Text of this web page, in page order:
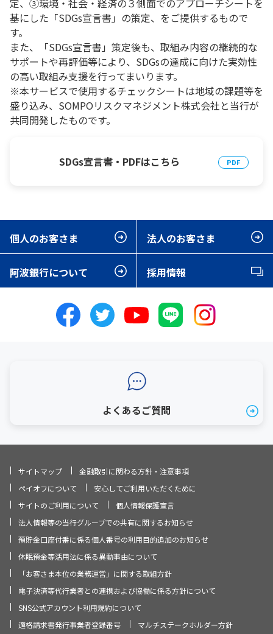
定、③環境・社会・経済の３側面でのアプローチシートを
基にした「SDGs宣言書」の策定、をご提供するもので
す。
また、「SDGs宣言書」策定後も、取組み内容の継続的な
サポートや再評価等により、SDGsの達成に向けた実効性
の高い取組み支援を行ってまいります。
※本サービスで使用するチェックシートは地域の課題等を
盛り込み、SOMPOリスクマネジメント株式会社と当行が
共同開発したものです。
SDGs宣言書・PDFはこちら
個人のお客さま 法人のお客さま
阿波銀行について 採用情報
よくあるご質問
サイトマップ
金融取引に関わる方針・注意事項
ペイオフについて
安心してご利用いただくために
サイトのご利用について
個人情報保護宣言
法人情報等の当行グループでの共有に関するお知らせ
預貯金口座付番に係る個人番号の利用目的追加のお知らせ
休眠預金等活用法に係る異動事由について
「お客さま本位の業務運営」に関する取組方針
電子決済等代行業者との連携および協働に係る方針について
SNS公式アカウント利用規約について
適格請求書発行事業者登録番号
マルチステークホルダー方針